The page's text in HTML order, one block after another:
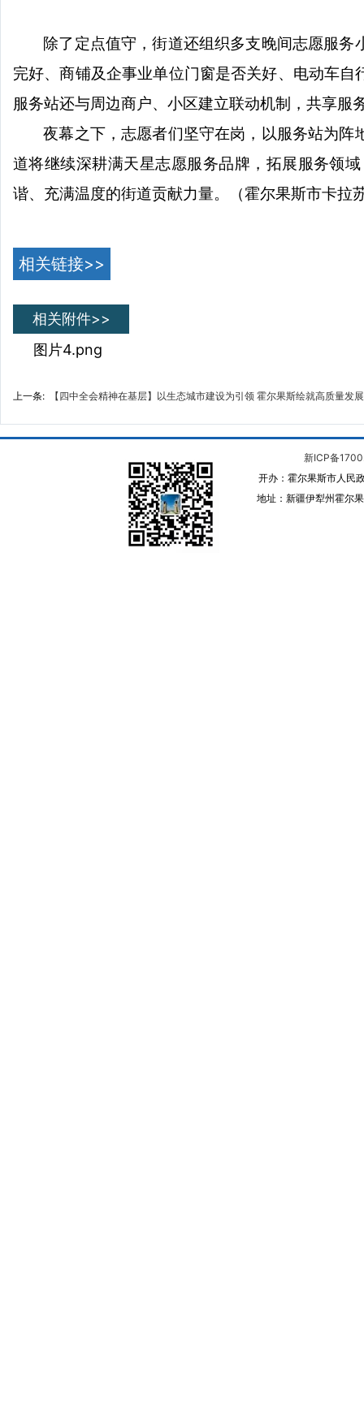
除了定点值守，街道还组织多支晚间志愿服
完好、商铺及企事业单位门窗是否关好、电动车
服务站还与周边商户、小区建立联动机制，共享服
夜幕之下，志愿者们坚守在岗，以服务站为
道将继续深耕满天星志愿服务品牌，拓展服务领
谐、充满温度的街道贡献力量。
（霍尔果斯市卡拉
相关链接>>
相关附件>>
图片4.png
上一条: 【四中全会精神在基层】以生态城市建设为引领 霍尔果斯绘就高质量发
新ICP备
开办：霍尔果斯市人民
地址：新疆伊犁州霍